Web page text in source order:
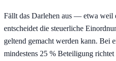
Fällt das Darlehen aus — etwa
entscheidet die steuerliche
geltend gemacht werden kann. Bei
mindestens 25 % Beteiligung